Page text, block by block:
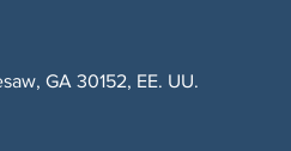
GA 30152, EE. UU.